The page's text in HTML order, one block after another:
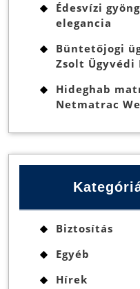
Édesvízi
elegancia
Büntetőjogi
Zsolt Ügyvédi
Hideghab
Netmatrac
Biztosítás
Egyéb
Hírek